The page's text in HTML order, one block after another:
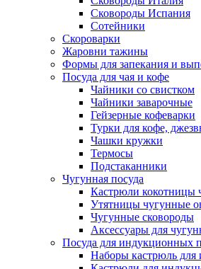
Сковороды Испания
Сотейники
Скороварки
Жаровни тажины
Формы для запекания и
Посуда для чая и кофе
Чайники со свистком
Чайники заварочные
Гейзерные кофеварки
Турки для кофе,
Чашки кружки
Термосы
Подстаканники
Чугунная посуда
Кастрюли кокотницы
Утятницы чугунные
Чугунные сковороды
Аксессуары для
Посуда для индукционных
Наборы кастрюль